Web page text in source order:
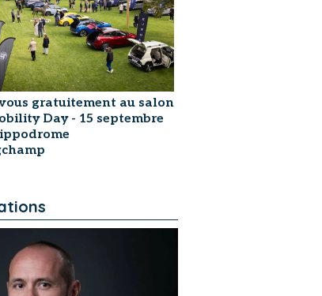
gratuitement au salon
Day - 15 septembre